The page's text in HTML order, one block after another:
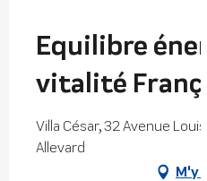
Equilibre
vitalité
Villa César, 32 Avenue
Allevard
M'y